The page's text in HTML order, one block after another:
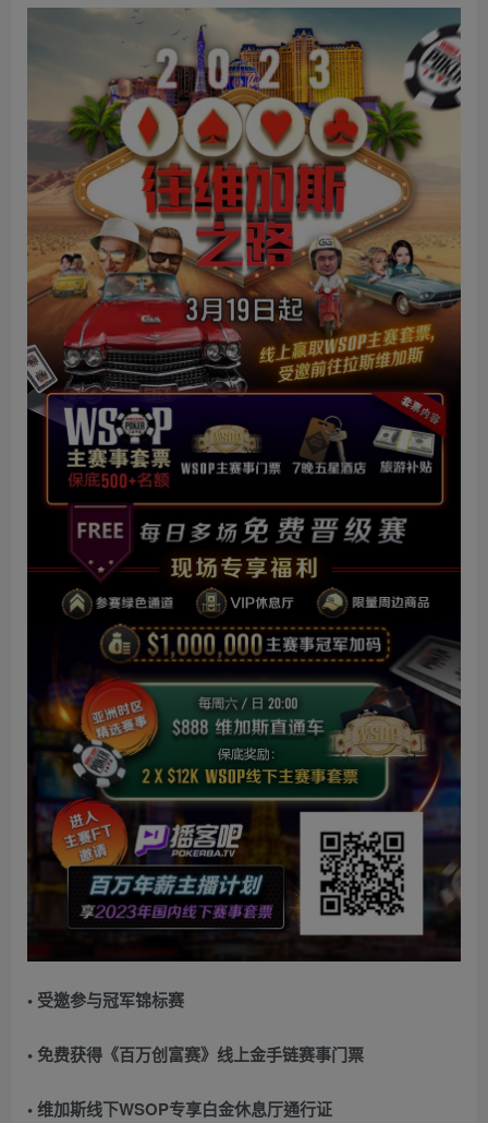
• 受邀参与冠军锦标赛
• 免费获得《百万创富赛》线上金手链赛事门票
• 维加斯线下WSOP专享白金休息厅通行证